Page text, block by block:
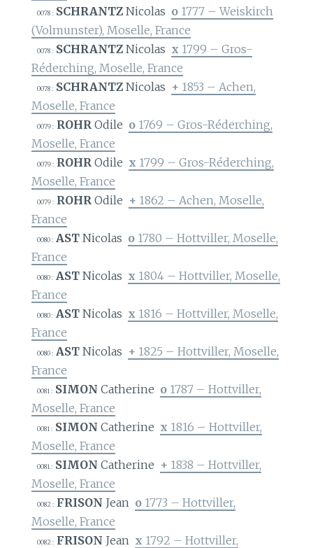
0078 : SCHRANTZ Nicolas o 1777 – Weiskirch
(Volmunster), Moselle, France
0078 : SCHRANTZ Nicolas x 1799 – Gros-
Réderching, Moselle, France
0078 : SCHRANTZ Nicolas + 1853 – Achen,
Moselle, France
0079 : ROHR Odile o 1769 – Gros-Réderching,
Moselle, France
0079 : ROHR Odile x 1799 – Gros-Réderching,
Moselle, France
0079 : ROHR Odile + 1862 – Achen, Moselle,
France
0080 : AST Nicolas o 1780 – Hottviller, Moselle,
France
0080 : AST Nicolas x 1804 – Hottviller, Moselle,
France
0080 : AST Nicolas x 1816 – Hottviller, Moselle,
France
0080 : AST Nicolas + 1825 – Hottviller, Moselle,
France
0081 : SIMON Catherine o 1787 – Hottviller,
Moselle, France
0081 : SIMON Catherine x 1816 – Hottviller,
Moselle, France
0081 : SIMON Catherine + 1838 – Hottviller,
Moselle, France
0082 : FRISON Jean o 1773 – Hottviller,
Moselle, France
0082 : FRISON Jean x 1792 – Hottviller,